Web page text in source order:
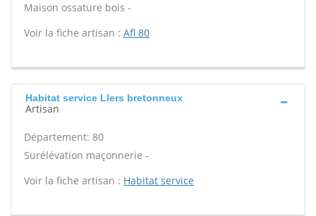
Maison ossature bois -
Voir la fiche artisan : Afl 80
Habitat service Llers bretonneux
Artisan
Département: 80
Surélévation maçonnerie -
Voir la fiche artisan : Habitat service